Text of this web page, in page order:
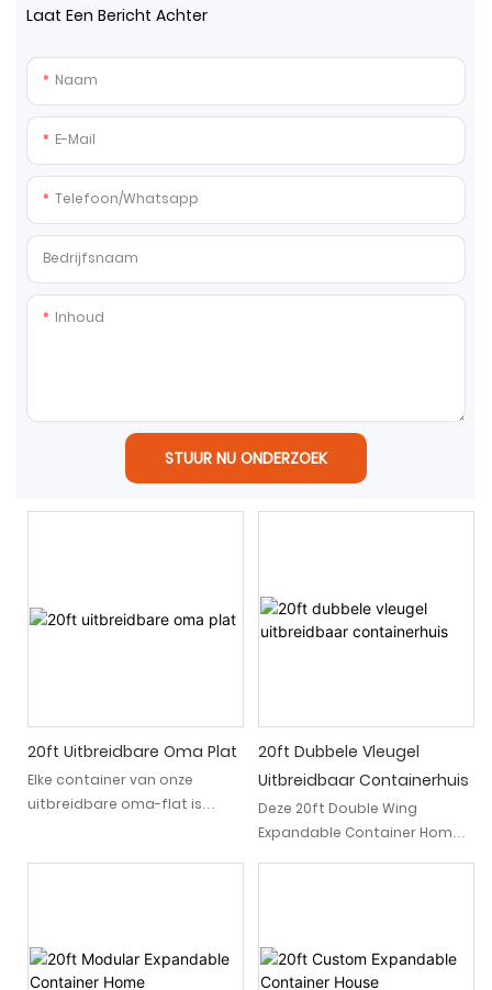
Laat Een Bericht Achter
Naam
E-Mail
Telefoon/whatsapp
Bedrijfsnaam
Inhoud
STUUR NU ONDERZOEK
20ft Uitbreidbare Oma Plat
Elke container van onze
uitbreidbare oma-flat is
modulaire huis is uitbreidbaar
en biedt comfort en
20ft Dubbele Vleugel
Uitbreidbaar Containerhuis
Deze 20ft Double Wing
Expandable Container Home
ruimteplanning. Of u het
gebruikt als uw ouderlijk huis,